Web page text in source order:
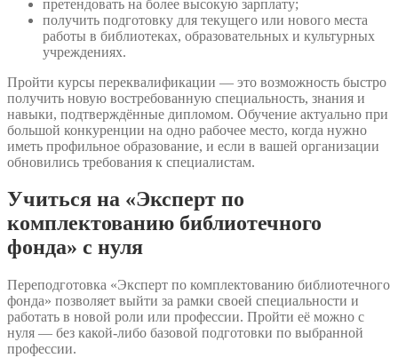
претендовать на более высокую зарплату;
получить подготовку для текущего или нового места
работы в библиотеках, образовательных и культурных
учреждениях.
Пройти курсы переквалификации — это возможность быстро
получить новую востребованную специальность, знания и
навыки, подтверждённые дипломом. Обучение актуально при
большой конкуренции на одно рабочее место, когда нужно
иметь профильное образование, и если в вашей организации
обновились требования к специалистам.
Учиться на «Эксперт по
комплектованию библиотечного
фонда» с нуля
Переподготовка «Эксперт по комплектованию библиотечного
фонда» позволяет выйти за рамки своей специальности и
работать в новой роли или профессии. Пройти её можно с
нуля — без какой-либо базовой подготовки по выбранной
профессии.